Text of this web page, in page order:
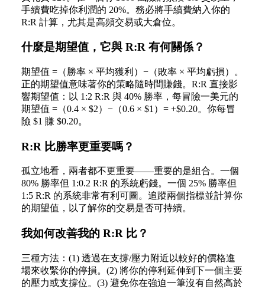
手續費吃掉你利潤的 20%。務必將手續費納入你的
R:R 計算，尤其是高頻交易或大倉位。
什麼是期望值，它與 R:R 有何關係？
期望值 =（勝率 × 平均獲利）−（敗率 × 平均虧損）。
正的期望值意味著你的策略隨時間賺錢。R:R 直接影
響期望值：以 1:2 R:R 與 40% 勝率，每冒險一美元的
期望值 =（0.4 × $2）−（0.6 × $1）= +$0.20。你每冒
險 $1 賺 $0.20。
R:R 比勝率更重要嗎？
孤立地看，兩者都不更重要——重要的是組合。一個
80% 勝率但 1:0.2 R:R 的系統虧錢。一個 25% 勝率但
1:5 R:R 的系統非常有利可圖。追蹤兩個指標並計算你
的期望值，以了解你的交易是否可持續。
我如何改善我的 R:R 比？
三種方法：(1) 透過在支撐/壓力附近以較好的價格進
場來收緊你的停損。(2) 將你的停利延伸到下一個主要
的壓力或支撐位。(3) 避免你在強迫一筆沒有自然高於